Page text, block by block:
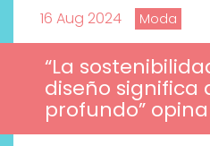
16 Aug 2024 Moda
“La
diseño significa
profundo”